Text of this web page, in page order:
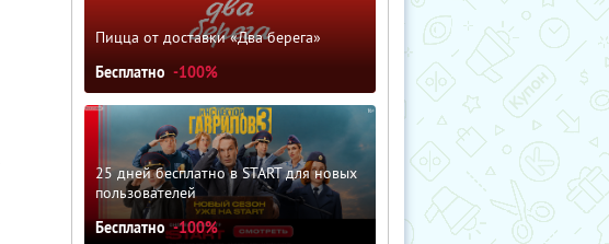
Пицца от доставки «Два берега»
Бесплатно -100%
25 дней бесплатно в START для новых
пользователей
Бесплатно -100%